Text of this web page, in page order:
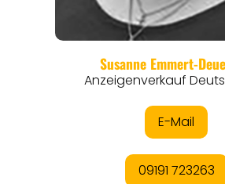
EVENTS
REISEFÜHRER